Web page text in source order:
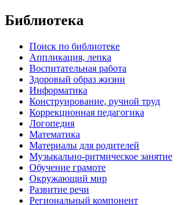
Библиотека
Поиск по библиотеке
Аппликация, лепка
Воспитательная работа
Здоровый образ жизни
Информатика
Конструирование, ручной труд
Коррекционная педагогика
Логопедия
Математика
Материалы для родителей
Музыкально-ритмическое занятие
Обучение грамоте
Окружающий мир
Развитие речи
Региональный компонент